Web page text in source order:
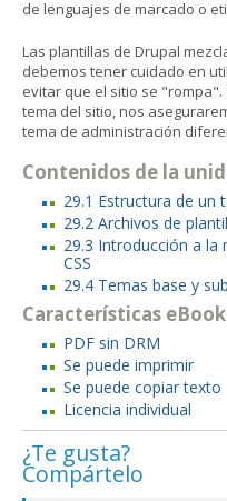
de lenguajes de marcado o
Las plantillas de Drupal
debemos tener cuidado en
evitar que el sitio se
tema del sitio, nos
tema de administración
Contenidos de la
29.1 Estructura de un
29.2 Archivos de
29.3 Introducción a la
CSS
29.4 Temas base y
Características
PDF sin DRM
Se puede imprimir
Se puede copiar texto
Licencia individual
¿Te gusta?
Compártelo